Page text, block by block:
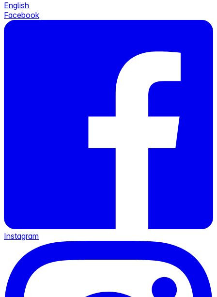
English
Facebook
Instagram